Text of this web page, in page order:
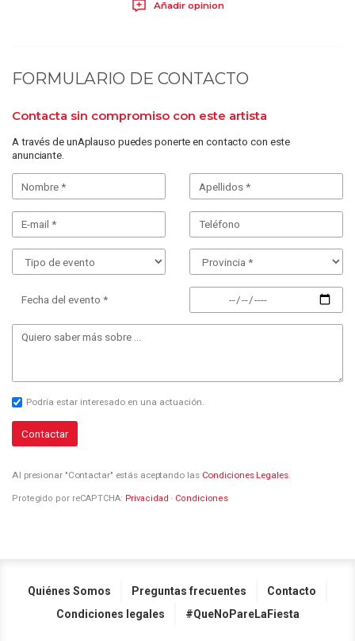
Añadir opinion
FORMULARIO DE CONTACTO
Contacta sin compromiso con este artista
A través de unAplauso puedes ponerte en contacto con este
anunciante.
Fecha del evento *
Podría estar interesado en una actuación.
Contactar
Al presionar "Contactar" estás aceptando las Condiciones Legales.
Protegido por reCAPTCHA: Privacidad · Condiciones
Quiénes Somos Preguntas frecuentes
Contacto
Condiciones legales
#QueNoPareLaFiesta